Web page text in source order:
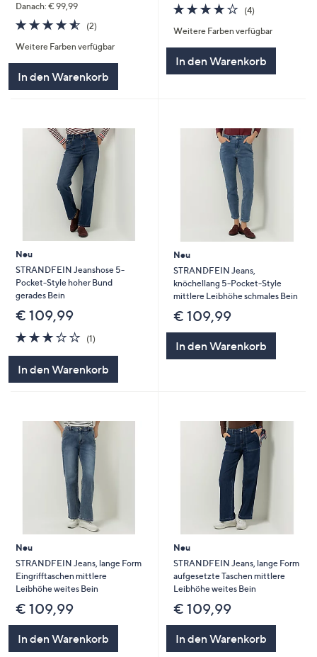
Danach: € 99,99
4.5
von
5
(2)2
Weitere Farben verfügbar
In den Warenkorb
4.0
von
5
(4)4
Weitere Farben verfügbar
In den Warenkorb
Neu
STRANDFEIN Jeanshose 5-
Pocket-Style hoher Bund
gerades Bein
€ 109,99
3.0
von
(1)1
In den Warenkorb
Neu
STRANDFEIN Jeans,
knöchellang 5-Pocket-Style
mittlere Leibhöhe schmales Bein
€ 109,99
In den Warenkorb
Neu
STRANDFEIN Jeans, lange Form
Eingrifftaschen mittlere
Leibhöhe weites Bein
€ 109,99
In den Warenkorb
Neu
STRANDFEIN Jeans, lange Form
aufgesetzte Taschen mittlere
Leibhöhe weites Bein
€ 109,99
In den Warenkorb